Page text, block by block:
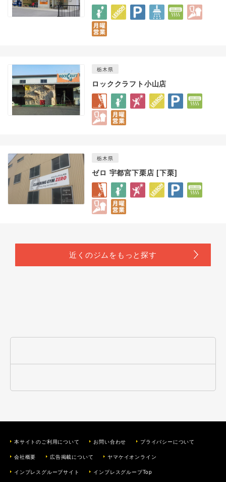
栃木県
ロッククラフト小山店
栃木県
ゼロ 宇都宮下栗店 [下栗]
本サイトのご利用について お問い合わせ プライバシーについて
会社概要 広告掲載について ヤマケイオンライン
インプレスグループサイト インプレスグループTop